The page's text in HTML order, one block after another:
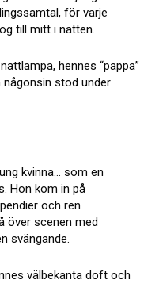
för varje
till mitt i natten.
hennes “pappa”
stod under
kvinna… som en
Hon kom in på
och ren
över scenen med
svängande.
välbekanta doft och